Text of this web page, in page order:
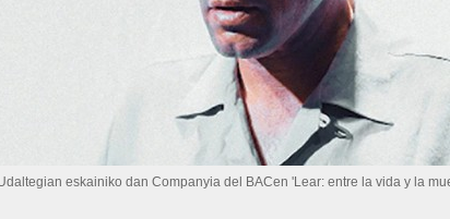
eskainiko dan Companyia del BACen 'Lear: entre la vida y la